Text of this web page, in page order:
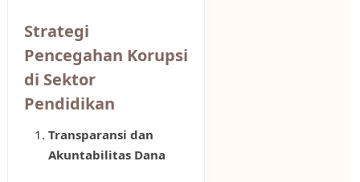
Strategi
Pencegahan Korupsi
di Sektor
Pendidikan
Transparansi dan
Akuntabilitas Dana